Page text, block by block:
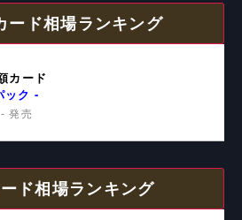
ード相場ランキング
カード
ック -
発売
ド相場ランキング